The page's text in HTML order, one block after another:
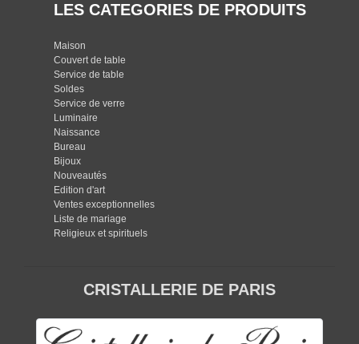
LES CATEGORIES DE PRODUITS
Maison
Couvert de table
Service de table
Soldes
Service de verre
Luminaire
Naissance
Bureau
Bijoux
Nouveautés
Edition d'art
Ventes exceptionnelles
Liste de mariage
Religieux et spirituels
CRISTALLERIE DE PARIS